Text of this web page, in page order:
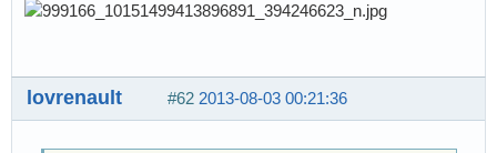
#62 2013-08-03 00:21:36
lovrenault